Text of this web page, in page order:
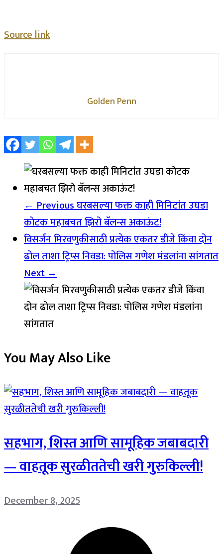
Source link
Golden Penn
← Previousघरबसल्या फक्त काही मिनिटांत उघडा
कोटक महाबचत झिरो बॅलन्स अकाऊंट!
विसर्जन मिरवणुकीसाठी प्रत्येक एकतर डीजे किंवा दोन
ढोल ताशा ट्रिप्स निवडा: पोलिस गणेश मंडलांना सांगतात
Next →
You May Also Like
सहभाग, शिस्त आणि सामूहिक जबाबदारी
— वाहतूक सुरळीततेची खरी गुरुकिल्ली!
December 8, 2025